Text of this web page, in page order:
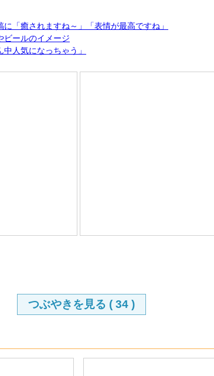
「癒されますね～」「表情が最高ですね」
ビールのイメージ
人気になっちゃう」
つぶやきを見る ( 34 )